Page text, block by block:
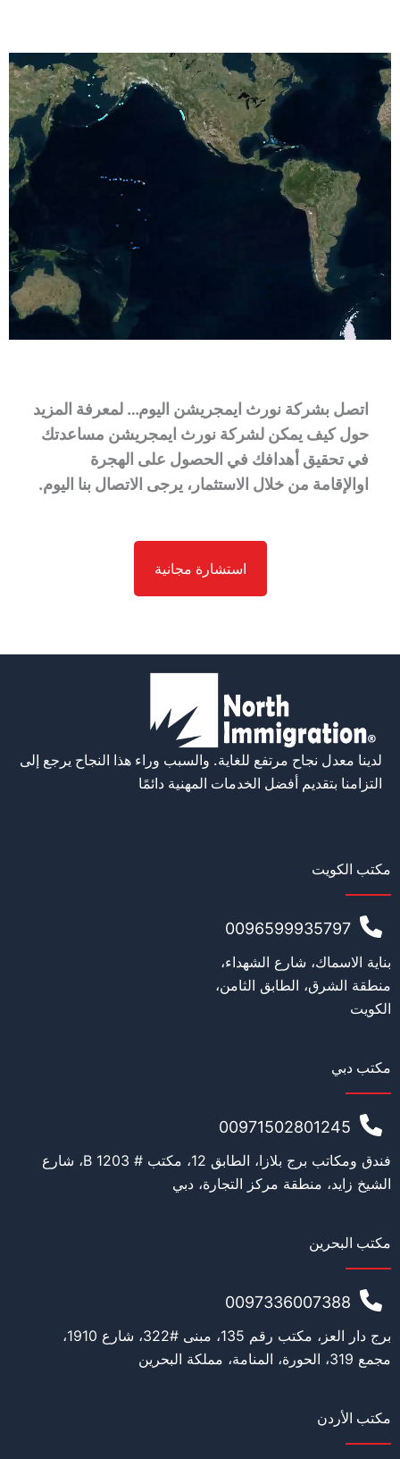
اتصل بشركة نورث ايمجريشن اليوم… لمعرفة المزيد
حول كيف يمكن لشركة نورث ايمجريشن مساعدتك
في تحقيق أهدافك في الحصول على الهجرة
اوالإقامة من خلال الاستثمار، يرجى الاتصال بنا اليوم.
استشارة مجانية
الإيميل*
ا
المنصب الحالي
لدينا معدل نجاح مرتفع للغاية. والسبب وراء هذا النجاح يرجع إلى
التزامنا بتقديم أفضل الخدمات المهنية دائمًا
مكتب الكويت
0096599935797
بناية الاسماك، شارع الشهداء،
منطقة الشرق، الطابق الثامن،
الكويت
مكتب دبي
00971502801245
فندق ومكاتب برج بلازا، الطابق 12، مكتب # 1203 B، شارع
الشيخ زايد، منطقة مركز التجارة، دبي
مكتب البحرين
0097336007388
برج دار العز، مكتب رقم 135، مبنى #322، شارع 1910،
مجمع 319، الحورة، المنامة، مملكة البحرين
مكتب الأردن